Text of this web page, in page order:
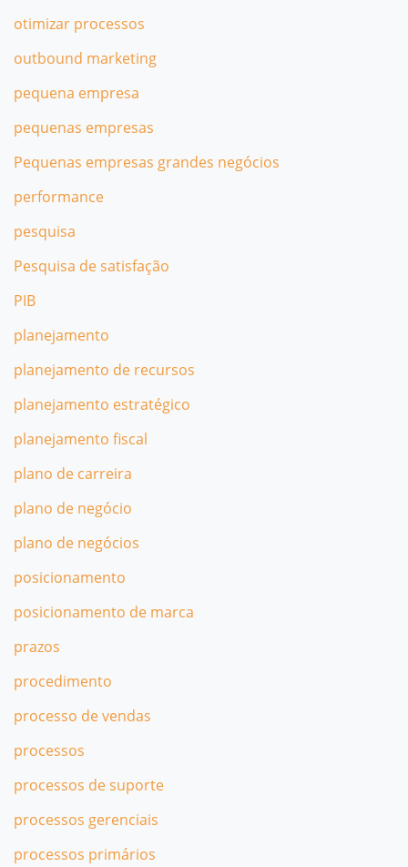
otimizar processos
outbound marketing
pequena empresa
pequenas empresas
Pequenas empresas grandes negócios
performance
pesquisa
Pesquisa de satisfação
PIB
planejamento
planejamento de recursos
planejamento estratégico
planejamento fiscal
plano de carreira
plano de negócio
plano de negócios
posicionamento
posicionamento de marca
prazos
procedimento
processo de vendas
processos
processos de suporte
processos gerenciais
processos primários